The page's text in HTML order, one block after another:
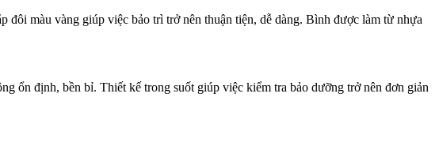
màu vàng giúp việc bảo trì trở nên thuận tiện, dễ dàng. Bình được làm từ nhựa
ổn định, bền bỉ. Thiết kế trong suốt giúp việc kiểm tra bảo dưỡng trở nên đơn giản